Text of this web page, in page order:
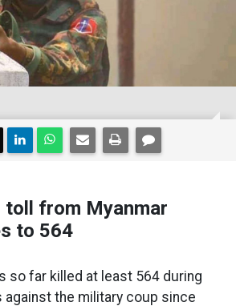
toll from Myanmar
to 564
so far killed at least 564 during
the military coup since